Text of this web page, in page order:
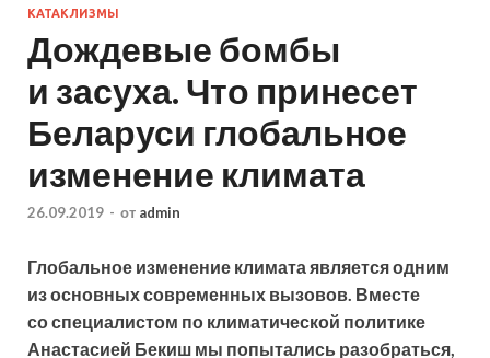
КАТАКЛИЗМЫ
Дождевые бомбы
и засуха. Что принесет
Беларуси глобальное
изменение климата
26.09.2019 - от admin
Глобальное изменение климата является одним
из основных современных вызовов. Вместе
со специалистом по климатической политике
Анастасией Бекиш мы попытались разобраться,